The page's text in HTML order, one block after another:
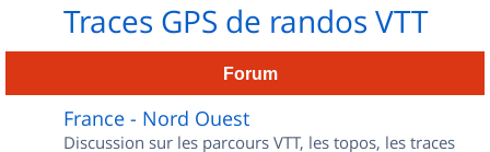
Traces GPS de randos VTT
Forum
France - Nord Ouest
Discussion sur les parcours VTT, les topos, les traces